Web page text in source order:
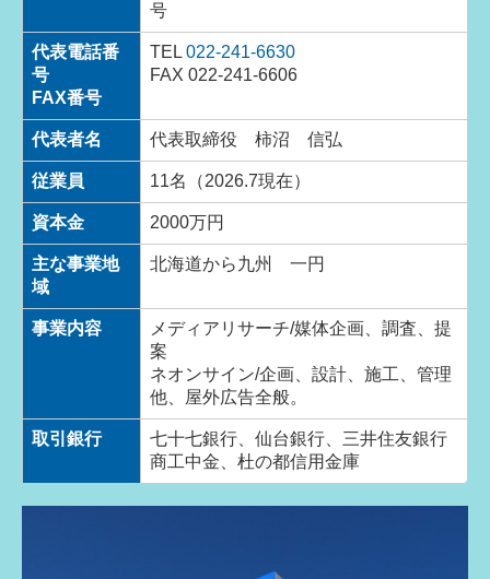
号
代表電話番
号
FAX番号
TEL 022-241-6630
FAX 022-241-6606
代表者名 代表取締役 柿沼 信弘
従業員 11名（2026.7現在）
資本金 2000万円
主な事業地
域
北海道から九州 一円
事業内容
メディアリサーチ/媒体企画、調査、提
案
ネオンサイン/企画、設計、施工、管理
他、屋外広告全般。
取引銀行
七十七銀行、仙台銀行、三井住友銀行
商工中金、杜の都信用金庫